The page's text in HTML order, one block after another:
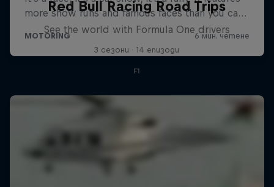
Red Bull Racing Road Trips
See the world with Formula One drivers
3 сезони · 14 епизоди
F1